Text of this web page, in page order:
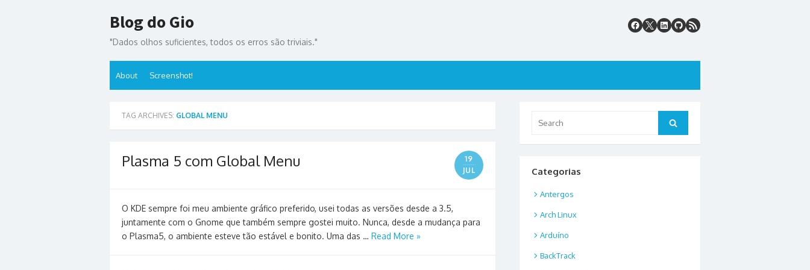
to
content
Blog do Gio
"Dados olhos suficientes, todos os erros são triviais."
About Screenshot!
TAG ARCHIVES: GLOBAL MENU
Plasma 5 com Global Menu
19
JUL
O KDE sempre foi meu ambiente gráfico preferido, usei todas as versões desde a 3.5,
juntamente com o Gnome que também sempre gostei muito. Nunca, desde a mudança para
o Plasma5, o ambiente esteve tão estável e bonito. Uma das … Read More »
for:
Search
Categorias
Antergos
Arch Linux
Arduíno
BackTrack